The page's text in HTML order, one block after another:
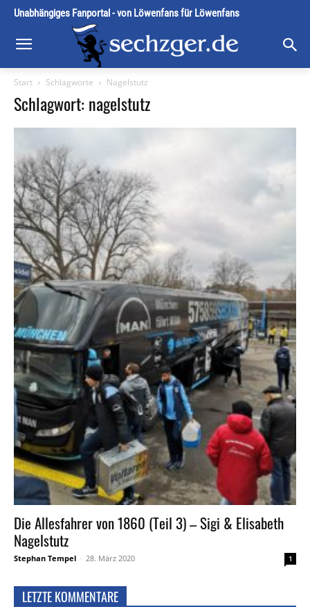
Unabhängiges Fanportal - von Löwenfans für Löwenfans
Start Schlagworte Nagelstutz
Schlagwort: nagelstutz
Die Allesfahrer von 1860 (Teil 3) – Sigi & Elisabeth
Nagelstutz
Stephan Tempel - 28. März 2020 1
LETZTE KOMMENTARE